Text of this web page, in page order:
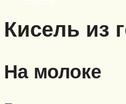
Кисель из
На молоке